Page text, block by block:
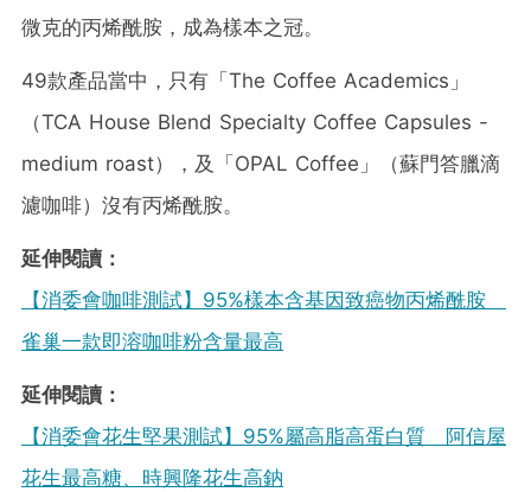
微克的丙烯酰胺，成為樣本之冠。
49款產品當中，只有「The Coffee Academics」
（TCA House Blend Specialty Coffee Capsules -
medium roast），及「OPAL Coffee」（蘇門答臘滴
濾咖啡）沒有丙烯酰胺。
延伸閱讀：
【消委會咖啡測試】95%樣本含基因致癌物丙烯酰胺
雀巢一款即溶咖啡粉含量最高
延伸閱讀：
【消委會花生堅果測試】95%屬高脂高蛋白質 阿信屋
花生最高糖、時興隆花生高鈉